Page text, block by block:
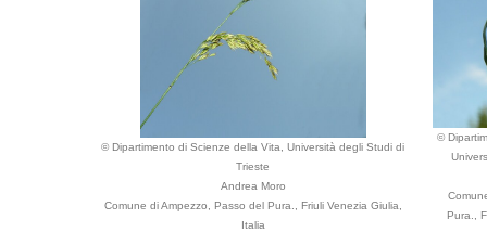
© Dipartimento di Scienze della Vita, Università degli Studi di
Trieste
Andrea Moro
Comune di Ampezzo, Passo del Pura., Friuli Venezia Giulia,
Italia
©
Pura.,